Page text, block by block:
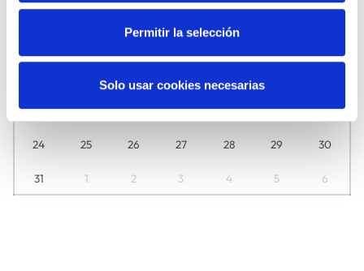
Permitir la selección
Solo usar cookies necesarias
27 28 29 30 31 1 2
5 6 7
17 18 19 20 21 22 23
24 25 26 27 28 29 30
31 1 2 3 4 5 6